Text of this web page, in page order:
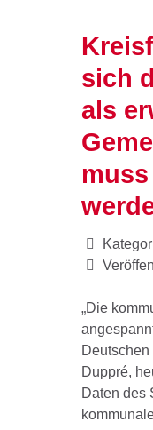
sich
als
„Die
Duppré,
Daten des